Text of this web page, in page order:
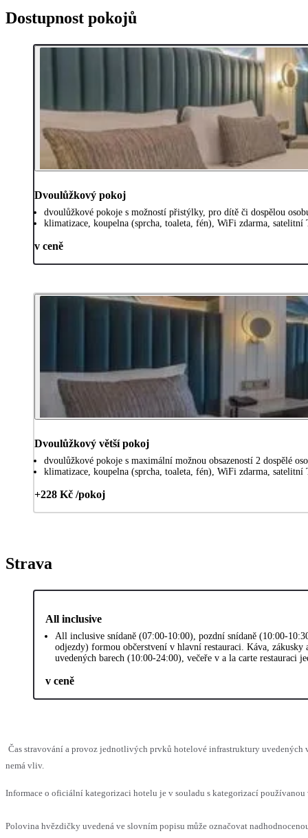
Dostupnost pokojů
Dvoulůžkový pokoj
dvoulůžkové pokoje s možností přistýlky, pro dítě či dospělou
klimatizace, koupelna (sprcha, toaleta, fén), WiFi zdarma,
v ceně
Dvoulůžkový větší pokoj
dvoulůžkové pokoje s maximální možnou obsazeností 2 dospělé
klimatizace, koupelna (sprcha, toaleta, fén), WiFi zdarma,
+228 Kč /pokoj
Strava
All inclusive
All inclusive snídaně (07:00-10:00), pozdní snídaně (10:00-
odjezdy) formou občerstvení v hlavní restauraci. Káva,
uvedených barech (10:00-24:00), večeře v a la carte restauraci
v ceně
Čas stravování a provoz jednotlivých prvků hotelové infrastruktury uvedených
nemá vliv.
Informace o oficiální kategorizaci hotelu je v souladu s kategorizací
Polovina hvězdičky uvedená ve slovním popisu může označovat